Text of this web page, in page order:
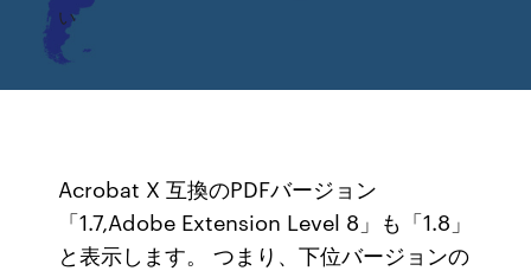
い
Acrobat X 互換のPDFバージョン
「1.7,Adobe Extension Level 8」も「1.8」
と表示します。 つまり、下位バージョンの